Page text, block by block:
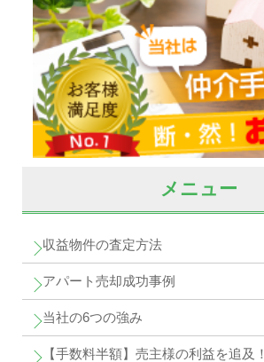
メニュー
収益物件の査定方法
アパート売却成功事例
当社の6つの強み
【手数料半額】売主様の利益を追及！